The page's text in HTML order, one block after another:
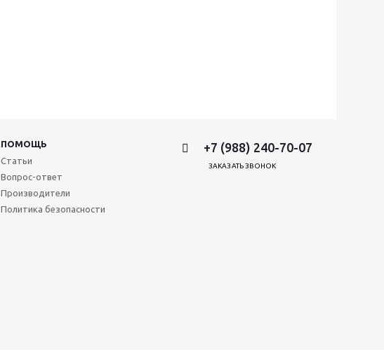
ПОМОЩЬ
Статьи
Вопрос-ответ
Производители
Политика безопасности
+7 (988) 240-70-07
ЗАКАЗАТЬ ЗВОНОК